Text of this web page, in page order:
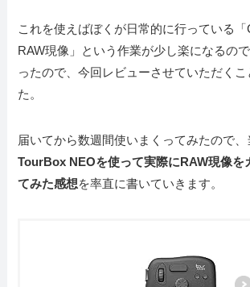
これを使えばぼくが日常的に行っている
RAW現像」という作業が少し楽になるの
ったので、今回レビューさせていただくこ
た。
届いてから数週間使いまくってみたので、
TourBox NEOを使って実際にRAW現像を
てみた感想を率直に書いていきます。